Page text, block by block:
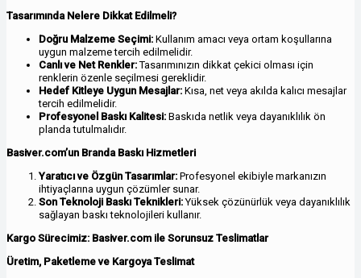
Tasarımında Nelere Dikkat Edilmeli?
Doğru Malzeme Seçimi: Kullanım amacı veya ortam koşullarına
uygun malzeme tercih edilmelidir.
Canlı ve Net Renkler:Tasarımınızın dikkat çekici olması için
renklerin özenle seçilmesi gereklidir.
Hedef Kitleye Uygun Mesajlar: Kısa, net veya akılda kalıcı mesajlar
tercih edilmelidir.
Profesyonel Baskı Kalitesi: Baskıda netlik veya dayanıklılık ön
planda tutulmalıdır.
Basiver.com’un Branda Baskı Hizmetleri
Yaratıcı ve Özgün Tasarımlar: Profesyonel ekibiyle markanızın
ihtiyaçlarına uygun çözümler sunar.
Son Teknoloji Baskı Teknikleri:Yüksek çözünürlük veya dayanıklılık
sağlayan baskı teknolojileri kullanır.
Kargo Sürecimiz: Basiver.com ile Sorunsuz Teslimatlar
Üretim, Paketleme ve Kargoya Teslimat